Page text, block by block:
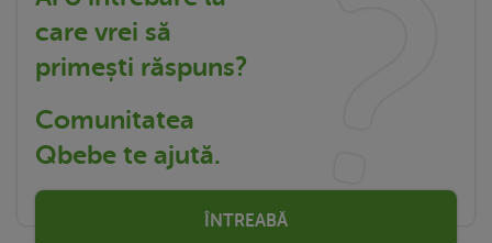
care vrei să
primești răspuns?
Comunitatea
Qbebe te ajută.
ÎNTREABĂ